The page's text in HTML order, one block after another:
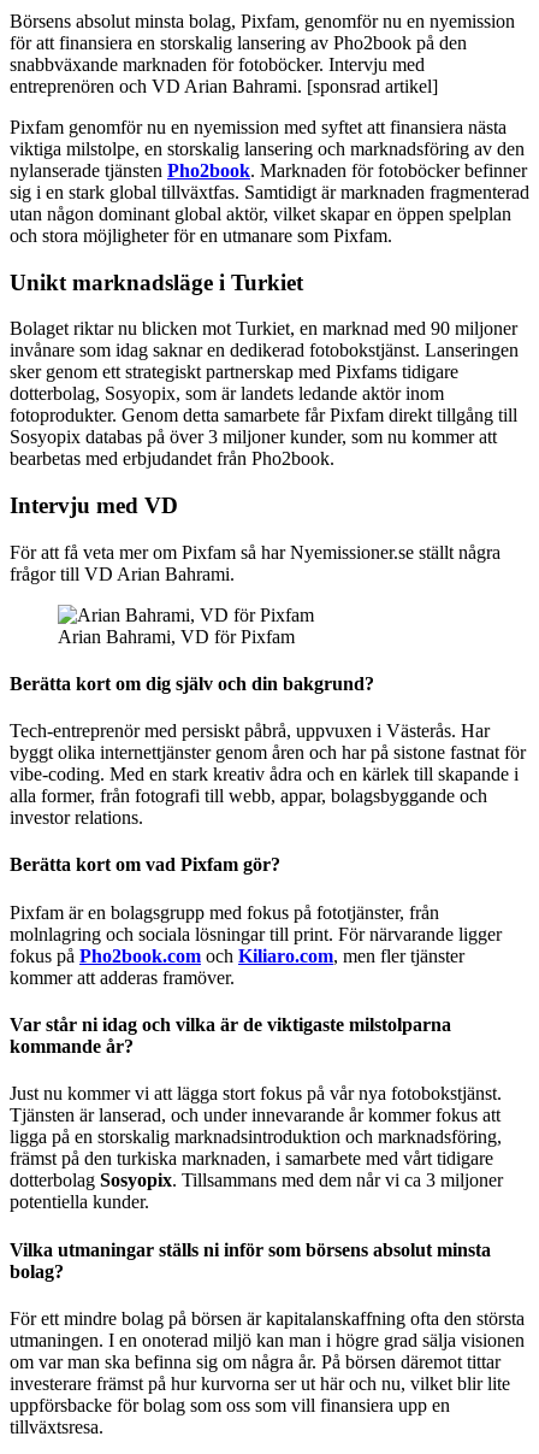
Börsens absolut minsta bolag, Pixfam, genomför nu en nyemission
för att finansiera en storskalig lansering av Pho2book på den
snabbväxande marknaden för fotoböcker. Intervju med
entreprenören och VD Arian Bahrami. [sponsrad artikel]
Pixfam genomför nu en nyemission med syftet att finansiera nästa
viktiga milstolpe, en storskalig lansering och marknadsföring av den
nylanserade tjänsten Pho2book. Marknaden för fotoböcker befinner
sig i en stark global tillväxtfas. Samtidigt är marknaden fragmenterad
utan någon dominant global aktör, vilket skapar en öppen spelplan
och stora möjligheter för en utmanare som Pixfam.
Unikt marknadsläge i Turkiet
Bolaget riktar nu blicken mot Turkiet, en marknad med 90 miljoner
invånare som idag saknar en dedikerad fotobokstjänst. Lanseringen
sker genom ett strategiskt partnerskap med Pixfams tidigare
dotterbolag, Sosyopix, som är landets ledande aktör inom
fotoprodukter. Genom detta samarbete får Pixfam direkt tillgång till
Sosyopix databas på över 3 miljoner kunder, som nu kommer att
bearbetas med erbjudandet från Pho2book.
Intervju med VD
För att få veta mer om Pixfam så har Nyemissioner.se ställt några
frågor till VD Arian Bahrami.
Arian Bahrami, VD för Pixfam
Berätta kort om dig själv och din bakgrund?
Tech-entreprenör med persiskt påbrå, uppvuxen i Västerås. Har
byggt olika internettjänster genom åren och har på sistone fastnat för
vibe-coding. Med en stark kreativ ådra och en kärlek till skapande i
alla former, från fotografi till webb, appar, bolagsbyggande och
investor relations.
Berätta kort om vad Pixfam gör?
Pixfam är en bolagsgrupp med fokus på fototjänster, från
molnlagring och sociala lösningar till print. För närvarande ligger
fokus på Pho2book.com och Kiliaro.com, men fler tjänster
kommer att adderas framöver.
Var står ni idag och vilka är de viktigaste milstolparna
kommande år?
Just nu kommer vi att lägga stort fokus på vår nya fotobokstjänst.
Tjänsten är lanserad, och under innevarande år kommer fokus att
ligga på en storskalig marknadsintroduktion och marknadsföring,
främst på den turkiska marknaden, i samarbete med vårt tidigare
dotterbolag Sosyopix. Tillsammans med dem når vi ca 3 miljoner
potentiella kunder.
Vilka utmaningar ställs ni inför som börsens absolut minsta
bolag?
För ett mindre bolag på börsen är kapitalanskaffning ofta den största
utmaningen. I en onoterad miljö kan man i högre grad sälja visionen
om var man ska befinna sig om några år. På börsen däremot tittar
investerare främst på hur kurvorna ser ut här och nu, vilket blir lite
uppförsbacke för bolag som oss som vill finansiera upp en
tillväxtsresa.